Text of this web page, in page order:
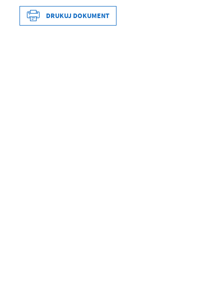
Ostatnio zaktualizował
Wytworzył
Data opublikowania
DRUKUJ DOKUMENT